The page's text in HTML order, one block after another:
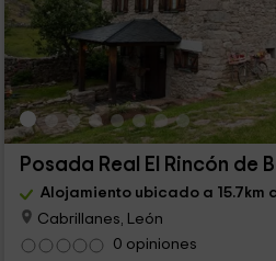
Posada Real El Rincón de
Alojamiento ubicado a 15.7km
Cabrillanes, León
0 opiniones